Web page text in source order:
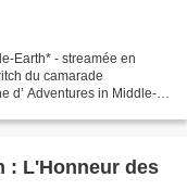
Earth* - streamée en
du camarade
d’ Adventures in Middle-
: L'Honneur des